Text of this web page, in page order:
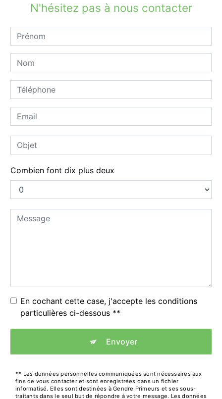
N'hésitez pas à nous contacter
Combien font dix plus deux
En cochant cette case, j'accepte les conditions
particulières ci-dessous **
Envoyer
** Les données personnelles communiquées sont nécessaires aux
fins de vous contacter et sont enregistrées dans un fichier
informatisé. Elles sont destinées à Gendre Primeurs et ses sous-
traitants dans le seul but de répondre à votre message. Les données